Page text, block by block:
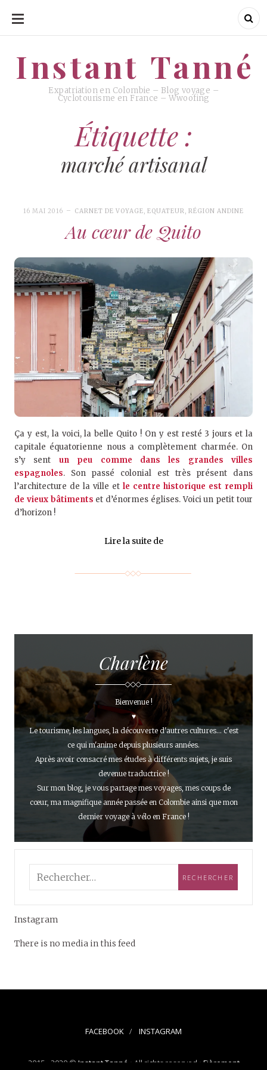
ALLER
CONTENU
Instant Tanné
Expatriation en Colombie – Blog voyage –
Cyclotourisme en France – Wwoofing
Instant Tanné
Étiquette :
marché artisanal
16 MAI 2016 CARNET DE VOYAGE, EQUATEUR,RÉGION ANDINE
Au cœur de Quito
Ça y est, la voici, la belle Quito ! On y est resté 3 jours et la
capitale équatorienne nous a complètement charmée. On
s’y sent un peu comme dans les grandes villes
espagnoles. Son passé colonial est très présent dans
l’architecture de la ville et le centre historique est rempli
de vieux bâtiments et d’énormes églises. Voici un petit tour
d’horizon !
Lire la suite de
Charlène
Bienvenue !
♥
Le tourisme, les langues, la découverte d'autres cultures... c'est
ce qui m'anime depuis plusieurs années.
Après avoir consacré mes études à différents sujets, je suis
devenue traductrice !
Sur mon blog, je vous partage mes voyages, mes coups de
cœur, ma magnifique année passée en Colombie ainsi que mon
dernier voyage à vélo en France !
Instagram
There is no media in this feed
FACEBOOK INSTAGRAM
2015 - 2020 © Instant Tanné • All rights reserved • Fièrement